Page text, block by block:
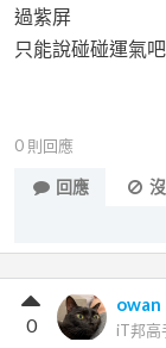
過紫屏
只能說碰碰運氣吧
0 則回應
回應
owan
iT邦高
0